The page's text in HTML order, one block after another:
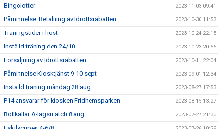
Bingolotter 2023-11-03 09:41
Påminnelse: Betalning av Idrottsrabatten 2023-10-30 11:53
Träningstider i höst 2023-10-24 22:15
Inställd träning den 24/10 2023-10-23 20:56
Försäljning av Idrottsrabatten 2023-10-11 22:04
Påminnelse Kiosktjänst 9-10 sept 2023-09-01 12:34
Inställd träning måndag 28 aug 2023-08-27 17:53
P14 ansvarar för kiosken Fridhemsparken 2023-08-15 13:27
Bollkallar A-lagsmatch 8 aug 2023-07-27 21:30